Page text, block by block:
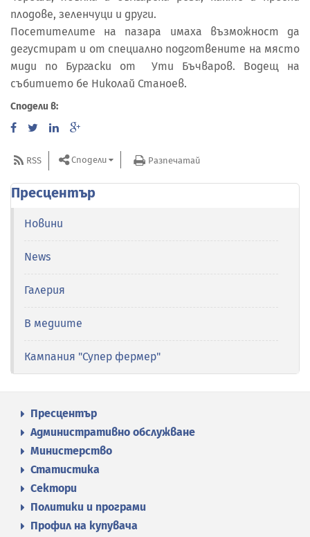
плодове, зеленчуци и други.
Посетителите на пазара имаха възможност да
дегустират и от специално подготвените на място
миди по Бургаски от Ути Бъчваров. Водещ на
събитието бе Николай Станоев.
Сподели в:
RSS Сподели Разпечатай
Пресцентър
Новини
News
Галерия
В медиите
Кампания "Супер фермер"
Пресцентър
Административно обслужване
Министерство
Статистика
Сектори
Политики и програми
Профил на купувача